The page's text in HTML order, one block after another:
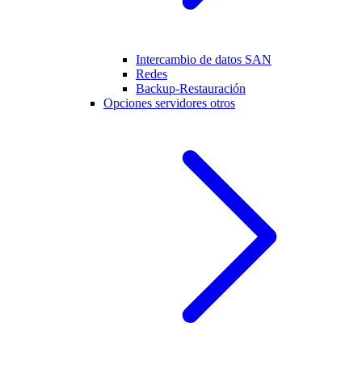
Intercambio de datos SAN
Redes
Backup-Restauración
Opciones servidores otros